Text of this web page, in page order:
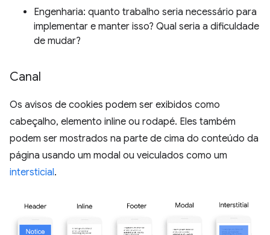
Engenharia: quanto trabalho seria necessário para
implementar e manter isso? Qual seria a dificuldade
de mudar?
Canal
Os avisos de cookies podem ser exibidos como
cabeçalho, elemento inline ou rodapé. Eles também
podem ser mostrados na parte de cima do conteúdo da
página usando um modal ou veiculados como um
intersticial.